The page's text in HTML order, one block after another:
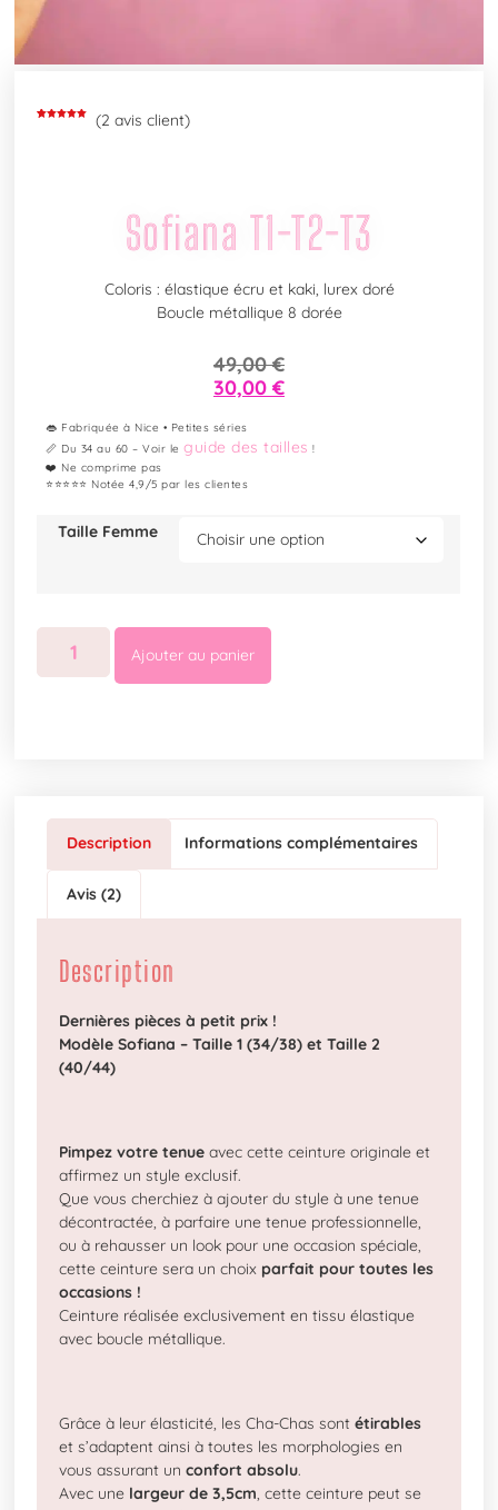
(2 avis client)
Sofiana T1-T2-T3
Coloris : élastique écru et kaki, lurex doré
Boucle métallique 8 dorée
49,00€
30,00 €
👄 Fabriquée à Nice • Petites séries
📏 Du 34 au 60 – Voir leguide des tailles !
❤️ Ne comprime pas
⭐⭐⭐⭐⭐ Notée 4,9/5 par les clientes
Taille Femme
Ajouter au panier
Description Informations complémentaires
Avis (2)
Description
Dernières pièces à petit prix !
Modèle Sofiana – Taille 1 (34/38) et Taille 2
(40/44)
Pimpez votre tenue avec cette ceinture originale et
affirmez un style exclusif.
Que vous cherchiez à ajouter du style à une tenue
décontractée, à parfaire une tenue professionnelle,
ou à rehausser un look pour une occasion spéciale,
cette ceinture sera un choix parfait pour toutes les
occasions !
Ceinture réalisée exclusivement en tissu élastique
avec boucle métallique.
Grâce à leur élasticité, les Cha-Chas sontétirables
et s’adaptent ainsi à toutes les morphologies en
vous assurant unconfort absolu.
Avec une largeur de 3,5cm, cette ceinture peut se